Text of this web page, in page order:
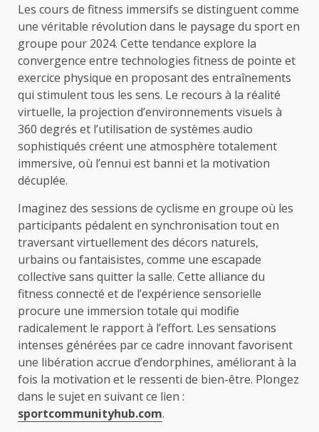
Les cours de fitness immersifs se distinguent comme
une véritable révolution dans le paysage du sport en
groupe pour 2024. Cette tendance explore la
convergence entre technologies fitness de pointe et
exercice physique en proposant des entraînements
qui stimulent tous les sens. Le recours à la réalité
virtuelle, la projection d’environnements visuels à
360 degrés et l’utilisation de systèmes audio
sophistiqués créent une atmosphère totalement
immersive, où l’ennui est banni et la motivation
décuplée.
Imaginez des sessions de cyclisme en groupe où les
participants pédalent en synchronisation tout en
traversant virtuellement des décors naturels,
urbains ou fantaisistes, comme une escapade
collective sans quitter la salle. Cette alliance du
fitness connecté et de l’expérience sensorielle
procure une immersion totale qui modifie
radicalement le rapport à l’effort. Les sensations
intenses générées par ce cadre innovant favorisent
une libération accrue d’endorphines, améliorant à la
fois la motivation et le ressenti de bien-être. Plongez
dans le sujet en suivant ce lien :
sportcommunityhub.com.